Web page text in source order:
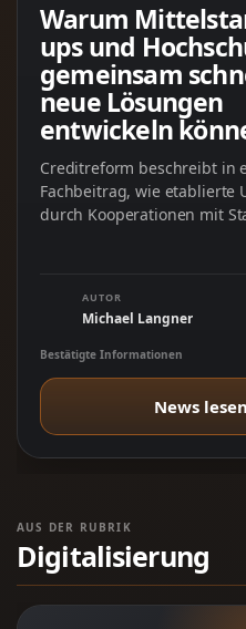
Warum
ups und
gemeinsam
neue Lösungen
entwickeln
Creditreform beschreibt in
Fachbeitrag, wie etablierte
durch Kooperationen mit
AUTOR
Michael Langner
Bestätigte Informationen
News lesen
AUS DER RUBRIK
Digitalisierung